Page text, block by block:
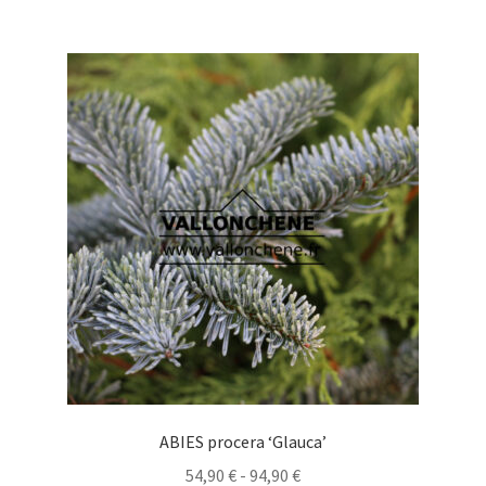
opciones
se
pueden
elegir
en
la
página
de
producto
ABIES procera ‘Glauca’
54,90 € - 94,90 €Rango